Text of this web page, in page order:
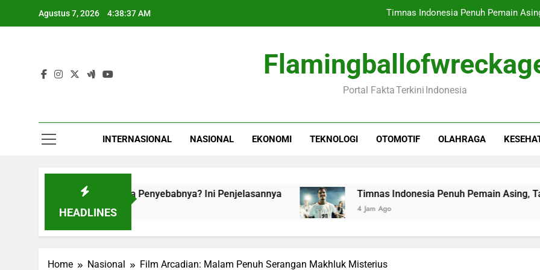
Agustus 7, 2026 4:38:38 AM Timnas Indonesia Penuh Pemain
BGN Ungkap 6
Pembunuhan: Keduanya Masuk
Presiden
Portal Fakta Terkini Indonesia
INTERNASIONAL NASIONAL EKONOMI TEKNOLOGI OTOMOTIF OLAHRAGA
HEADLINES
Neraka, Apa Penyebabnya? Ini Penjelasannya Timnas Indonesia Penuh Pemain Asing, Tak Ada
4 Jam Ago
Home Nasional Film Arcadian: Malam Penuh Serangan Makhluk Misterius